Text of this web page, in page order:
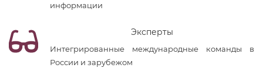
информации
Эксперты
Интегрированные международные команды в
России и зарубежом